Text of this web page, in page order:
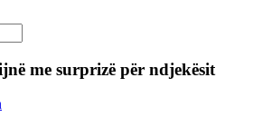
me surprizë për ndjekësit